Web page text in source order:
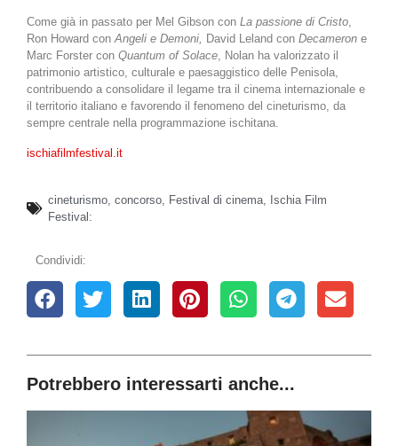
Come già in passato per Mel Gibson con La passione di Cristo,
Ron Howard conAngeli e Demoni, David Leland con Decameron e
Marc Forster con Quantum of Solace, Nolan ha valorizzato il
patrimonio artistico, culturale e paesaggistico delle Penisola,
contribuendo a consolidare il legame tra il cinema internazionale e
il territorio italiano e favorendo il fenomeno del cineturismo, da
sempre centrale nella programmazione ischitana.
ischiafilmfestival.it
cineturismo concorso Festival di cinema
Ischia Film
Festival:
Condividi:
Potrebbero interessarti anche...